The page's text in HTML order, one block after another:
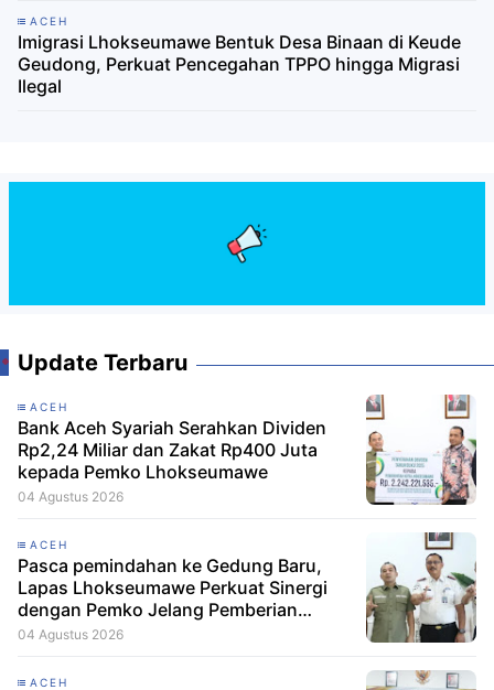
ACEH
Imigrasi Lhokseumawe Bentuk Desa Binaan di Keude
Geudong, Perkuat Pencegahan TPPO hingga Migrasi
Ilegal
Update Terbaru
ACEH
Bank Aceh Syariah Serahkan Dividen
Rp2,24 Miliar dan Zakat Rp400 Juta
kepada Pemko Lhokseumawe
04 Agustus 2026
ACEH
Pasca pemindahan ke Gedung Baru,
Lapas Lhokseumawe Perkuat Sinergi
dengan Pemko Jelang Pemberian
Remisi HUT RI
04 Agustus 2026
ACEH